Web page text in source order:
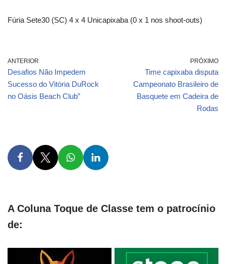
Fúria Sete30 (SC) 4 x 4 Unicapixaba (0 x 1 nos shoot-outs)
ANTERIOR
Desafios Não Impedem
Sucesso do Vitória DuRock
no Oásis Beach Club”
PRÓXIMO
Time capixaba disputa
Campeonato Brasileiro de
Basquete em Cadeira de
Rodas
A Coluna Toque de Classe tem o patrocínio
de: